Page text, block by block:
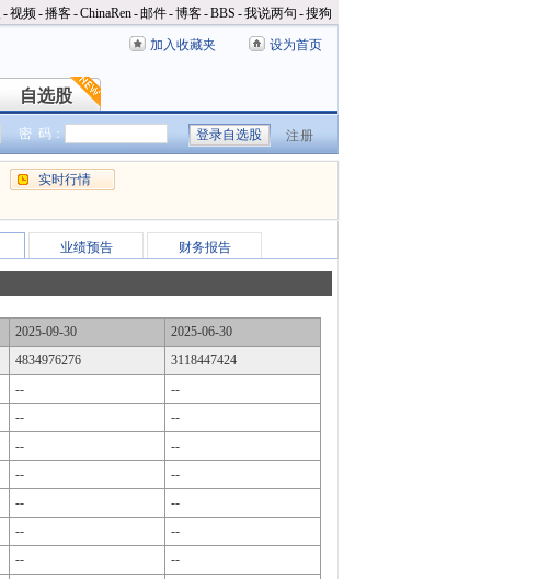
-视频-播客-ChinaRen-邮件-博客-BBS -我说两句 -搜狗
加入收藏夹 设为首页
自选股
自选股
密 码： 注册
实时行情
业绩预告 财务报告
2025-09-30
2025-06-30
4834976276
3118447424
--
--
--
--
--
--
--
--
--
--
--
--
--
--